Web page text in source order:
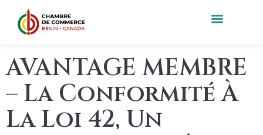
AVANTAGE MEMBRE
– La Conformité À
La Loi 42, Un